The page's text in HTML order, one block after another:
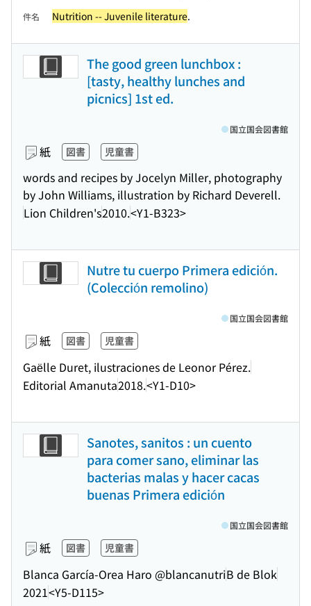
件名 Nutrition -- Juvenile literature.
The good green lunchbox :
[tasty, healthy lunches and
picnics] 1st ed.
紙 図書 児童書
words and recipes by Jocelyn Miller, photography
by John Williams, illustration by Richard Deverell.
Lion Children's2010.<Y1-B323>
国立国会図書館
Nutre tu cuerpo Primera edición.
(Colección remolino)
紙 図書 児童書
Gaëlle Duret, ilustraciones de Leonor Pérez.
Editorial Amanuta2018.<Y1-D10>
国立国会図書館
Sanotes, sanitos : un cuento
para comer sano, eliminar las
bacterias malas y hacer cacas
buenas Primera edición
紙 図書 児童書
Blanca García-Orea Haro @blancanutriB de Blok
2021<Y5-D115>
国立国会図書館